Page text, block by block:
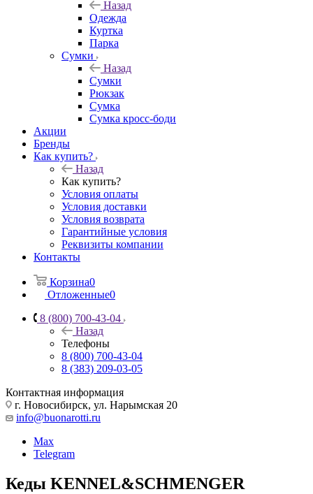
Назад
Одежда
Куртка
Парка
Сумки
Назад
Сумки
Рюкзак
Сумка
Сумка кросс-боди
Акции
Бренды
Как купить?
Назад
Как купить?
Условия оплаты
Условия доставки
Условия возврата
Гарантийные условия
Реквизиты компании
Контакты
Корзина0
Отложенные0
8 (800) 700-43-04
Назад
Телефоны
8 (800) 700-43-04
8 (383) 209-03-05
Контактная информация
г. Новосибирск, ул. Нарымская 20
info@buonarotti.ru
Max
Telegram
Кеды KENNEL&SCHMENGER